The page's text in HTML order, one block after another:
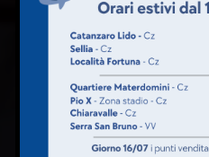
ASSISTENZA
Dall’apertura del
nonostante il corso
essere necessario
aggiornamenti. Per questo
un’assistenza continua al
vendita in un’ottica di